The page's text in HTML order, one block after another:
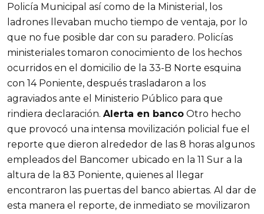
Policía Municipal así como de la Ministerial, los
ladrones llevaban mucho tiempo de ventaja, por lo
que no fue posible dar con su paradero. Policías
ministeriales tomaron conocimiento de los hechos
ocurridos en el domicilio de la 33-B Norte esquina
con 14 Poniente, después trasladaron a los
agraviados ante el Ministerio Público para que
rindiera declaración. Alerta en banco Otro hecho
que provocó una intensa movilización policial fue el
reporte que dieron alrededor de las 8 horas algunos
empleados del Bancomer ubicado en la 11 Sur a la
altura de la 83 Poniente, quienes al llegar
encontraron las puertas del banco abiertas. Al dar de
esta manera el reporte, de inmediato se movilizaron